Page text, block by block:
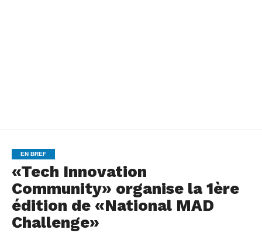
EN BREF
«Tech Innovation
Community» organise la 1ère
édition de «National MAD
Challenge»